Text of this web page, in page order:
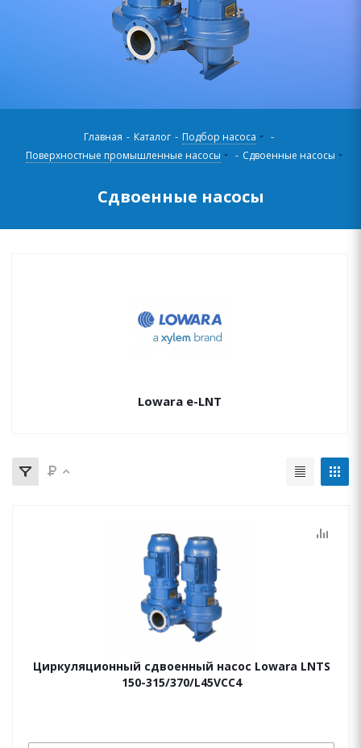
Главная - Каталог - Подбор насоса
-
Поверхностные промышленные насосы
- Сдвоенные насосы
Сдвоенные насосы
Lowara e-LNT
Циркуляционный сдвоенный насос Lowara LNTS
150-315/370/L45VCC4